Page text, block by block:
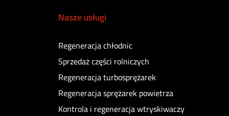
Nasze usługi
Regeneracja chłodnic
Sprzedaż części rolniczych
Regeneracja turbosprężarek
Regeneracja sprężarek powietrza
Kontrola i regeneracja wtryskiwaczy